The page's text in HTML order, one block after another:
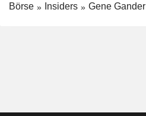
Börse Insiders Gene Gander